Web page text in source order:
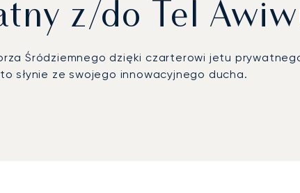
z/do Tel
Śródziemnego dzięki czarterowi jetu
słynie ze swojego innowacyjnego ducha.
czy ekskluzywny wypoczynek na